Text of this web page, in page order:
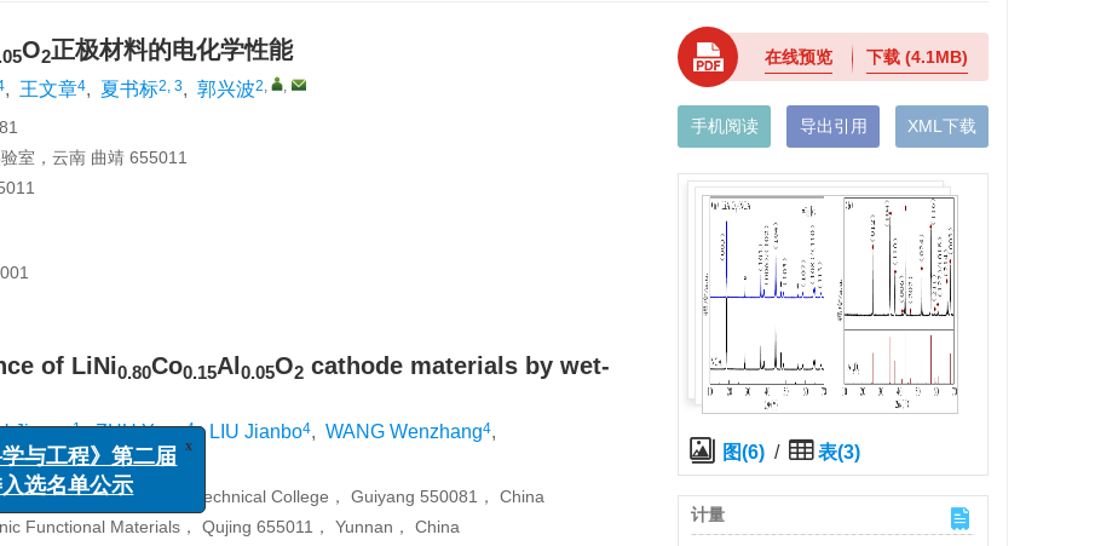
O2正极材料的电化学性能
, 王文章4, 夏书标2, 3, 郭兴波2, ,
室，云南 曲靖 655011
of LiNi0.80Co0.15Al 0.05O2 cathode materials by wet-
Jienan1, ZHU Yong4, LIU Jianbo4, WANG Wenzhang4,
Vocational and Technical College， Guiyang 550081， China
Functional Materials， Qujing 655011， Yunnan， China
在线预览 下载(4.1MB)
手机阅读 导出引用 XML下载
图(6) / 表(3)
计量
科学与工程》第二届
委入选名单公示